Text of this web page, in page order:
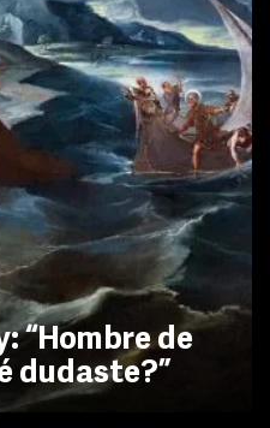
“Hombre de
dudaste?”